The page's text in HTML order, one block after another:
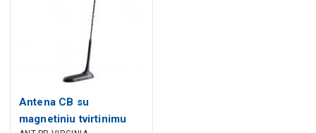
Antena CB su
magnetiniu tvirtinimu